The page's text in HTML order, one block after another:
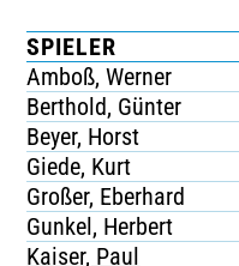
TICKETING
SPIELER
Amboß, Werner
Berthold, Günter
Beyer, Horst
Giede, Kurt
Großer, Eberhard
Gunkel, Herbert
Kaiser, Paul